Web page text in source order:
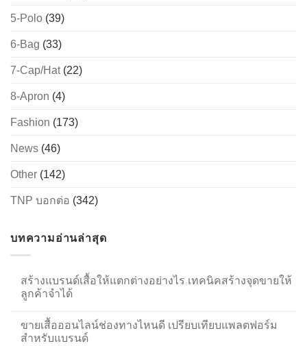
5-Polo (39)
6-Bag (33)
7-Cap/Hat(22)
8-Apron (4)
Fashion (173)
News (46)
Other (142)
TNP บอกต่อ (342)
บทความอ่านล่าสุด
สร้างแบรนด์เสื้อให้แตกต่างอย่างไร เทคนิคสร้างจุดขายให้
ลูกค้าจำได้
ขายเสื้อออนไลน์ช่องทางไหนดี เปรียบเทียบแพลตฟอร์ม
สำหรับแบรนด์